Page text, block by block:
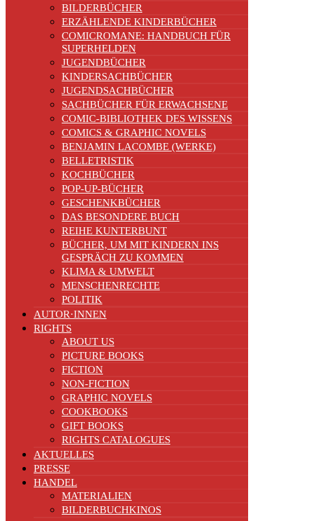
BILDERBÜCHER
ERZÄHLENDE KINDERBÜCHER
COMICROMANE: HANDBUCH FÜR
SUPERHELDEN
JUGENDBÜCHER
KINDERSACHBÜCHER
JUGENDSACHBÜCHER
SACHBÜCHER FÜR ERWACHSENE
COMIC-BIBLIOTHEK DES WISSENS
COMICS & GRAPHIC NOVELS
BENJAMIN LACOMBE (WERKE)
BELLETRISTIK
KOCHBÜCHER
POP-UP-BÜCHER
GESCHENKBÜCHER
DAS BESONDERE BUCH
REIHE KUNTERBUNT
BÜCHER, UM MIT KINDERN INS
GESPRÄCH ZU KOMMEN
KLIMA & UMWELT
MENSCHENRECHTE
POLITIK
AUTOR·INNEN
RIGHTS
ABOUT US
PICTURE BOOKS
FICTION
NON-FICTION
GRAPHIC NOVELS
COOKBOOKS
GIFT BOOKS
RIGHTS CATALOGUES
AKTUELLES
PRESSE
HANDEL
MATERIALIEN
BILDERBUCHKINOS